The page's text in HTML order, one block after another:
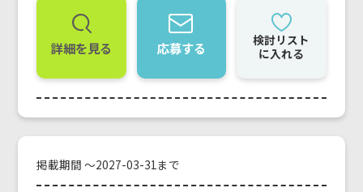
詳細を見る 応募する
検討リスト
に入れる
掲載期間 ～2027-03-31まで